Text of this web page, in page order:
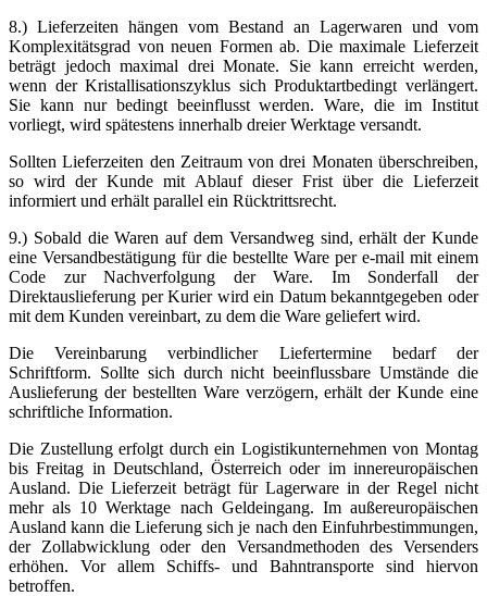
8.) Lieferzeiten hängen vom Bestand an Lagerwaren und vom
Komplexitätsgrad von neuen Formen ab. Die maximale Lieferzeit
beträgt jedoch maximal drei Monate. Sie kann erreicht werden,
wenn der Kristallisationszyklus sich Produktartbedingt verlängert.
Sie kann nur bedingt beeinflusst werden. Ware, die im Institut
vorliegt, wird spätestens innerhalb dreier Werktage versandt.
Sollten Lieferzeiten den Zeitraum von drei Monaten überschreiben,
so wird der Kunde mit Ablauf dieser Frist über die Lieferzeit
informiert und erhält parallel ein Rücktrittsrecht.
9.) Sobald die Waren auf dem Versandweg sind, erhält der Kunde
eine Versandbestätigung für die bestellte Ware per e-mail mit einem
Code zur Nachverfolgung der Ware. Im Sonderfall der
Direktauslieferung per Kurier wird ein Datum bekanntgegeben oder
mit dem Kunden vereinbart, zu dem die Ware geliefert wird.
Die Vereinbarung verbindlicher Liefertermine bedarf der
Schriftform. Sollte sich durch nicht beeinflussbare Umstände die
Auslieferung der bestellten Ware verzögern, erhält der Kunde eine
schriftliche Information.
Die Zustellung erfolgt durch ein Logistikunternehmen von Montag
bis Freitag in Deutschland, Österreich oder im innereuropäischen
Ausland. Die Lieferzeit beträgt für Lagerware in der Regel nicht
mehr als 10 Werktage nach Geldeingang. Im außereuropäischen
Ausland kann die Lieferung sich je nach den Einfuhrbestimmungen,
der Zollabwicklung oder den Versandmethoden des Versenders
erhöhen. Vor allem Schiffs- und Bahntransporte sind hiervon
betroffen.